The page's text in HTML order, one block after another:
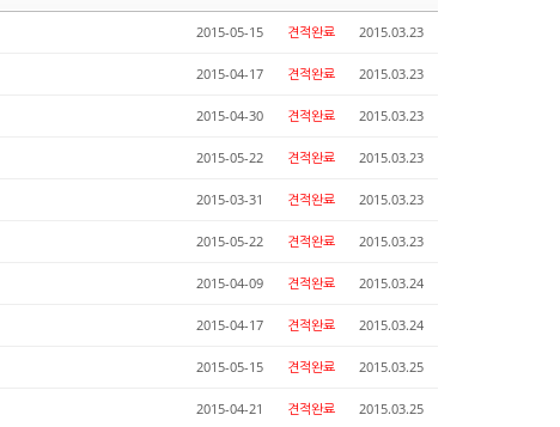
2015-05-15 견적완료 2015.03.23
2015-04-17 견적완료 2015.03.23
2015-04-30 견적완료 2015.03.23
2015-05-22 견적완료 2015.03.23
2015-03-31 견적완료 2015.03.23
2015-05-22 견적완료 2015.03.23
2015-04-09 견적완료 2015.03.24
2015-04-17 견적완료 2015.03.24
2015-05-15 견적완료 2015.03.25
2015-04-21 견적완료 2015.03.25